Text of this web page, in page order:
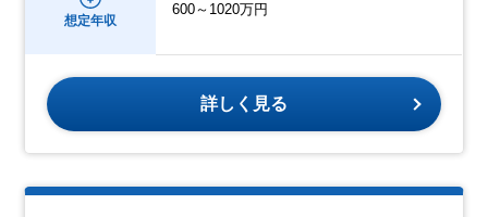
想定年収
600～1020万円
詳しく見る